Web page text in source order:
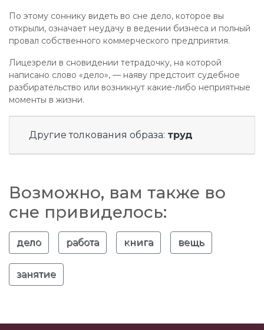
По этому соннику видеть во сне дело, которое вы
открыли, означает неудачу в ведении бизнеса и полный
провал собственного коммерческого предприятия.
Лицезрели в сновидении тетрадочку, на которой
написано слово «дело», — наяву предстоит судебное
разбирательство или возникнут какие-либо неприятные
моменты в жизни.
Другие толкования образа: труд
Возможно, вам также во
сне привиделось:
дело работа книга вещь
занятие